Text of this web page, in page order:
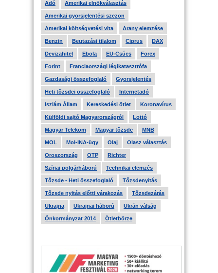
Adó Amerikai elnökválasztás
Amerikai gyorsjelentési szezon
Amerikai költségvetési vita Arany elemzése
Benzin Beutazási tilalom Ciprus DAX
Devizahitel Ebola EU-Csúcs Forex
Forint Franciaországi légikatasztrófa
Gazdasági összefoglaló Gyorsjelentés
Heti tőzsdei összefoglaló Internetadó
Iszlám Állam Kereskedési ötlet Koronavírus
Külföldi sajtó Magyarországról Lottó
Magyar Telekom Magyar tőzsde MNB
MOL Mol-INA-ügy Olaj Olasz választás
Oroszország OTP Richter
Szíriai polgárháború Technikai elemzés
Tőzsde - Heti összefoglaló Tőzsdenyitás
Tőzsde nyitás előtti várakozás Tőzsdezárás
Ukrajna Ukrajnai háború Ukrán válság
Önkormányzat 2014 Ötletbörze